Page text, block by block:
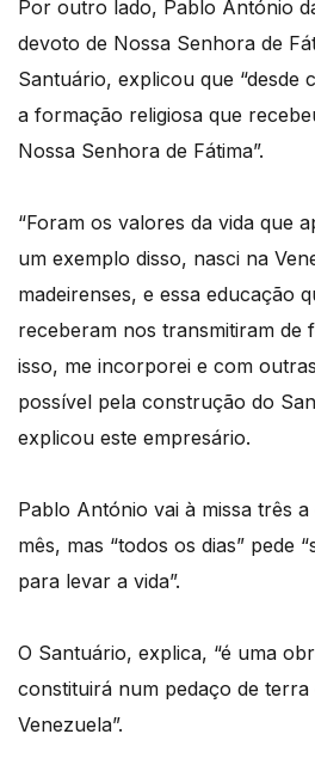
Por outro lado, Pablo António
devoto de Nossa Senhora de
Santuário, explicou que “desde
a formação religiosa que
Nossa Senhora de Fátima”.
“Foram os valores da vida que
um exemplo disso, nasci na
madeirenses, e essa educação
receberam nos transmitiram de
isso, me incorporei e com
possível pela construção do
explicou este empresário.
Pablo António vai à missa três
mês, mas “todos os dias” pede
para levar a vida”.
O Santuário, explica, “é uma
constituirá num pedaço de
Venezuela”.